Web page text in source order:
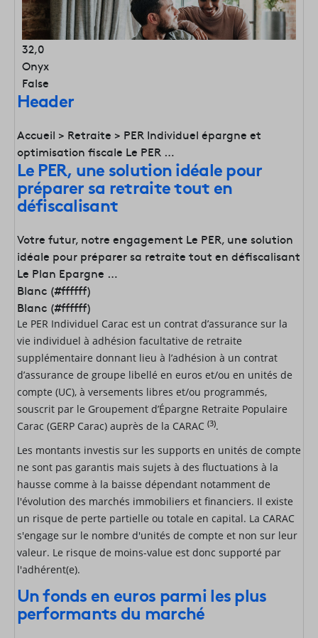
32,0
Onyx
False
Header
Accueil > Retraite > PER Individuel épargne et
optimisation fiscale Le PER …
Le PER, une solution idéale pour
préparer sa retraite tout en
défiscalisant
Votre futur, notre engagement Le PER, une solution
idéale pour préparer sa retraite tout en défiscalisant
Le Plan Epargne …
Blanc (#ffffff)
Blanc (#ffffff)
Le PER Individuel Carac est un contrat d’assurance sur la
vie individuel à adhésion facultative de retraite
supplémentaire donnant lieu à l’adhésion à un contrat
d’assurance de groupe libellé en euros et/ou en unités de
compte (UC), à versements libres et/ou programmés,
souscrit par le Groupement d’Épargne Retraite Populaire
Carac (GERP Carac) auprès de la CARAC (3).
Les montants investis sur les supports en unités de compte
ne sont pas garantis mais sujets à des fluctuations à la
hausse comme à la baisse dépendant notamment de
l'évolution des marchés immobiliers et financiers. Il existe
un risque de perte partielle ou totale en capital. La CARAC
s'engage sur le nombre d'unités de compte et non sur leur
valeur. Le risque de moins-value est donc supporté par
l'adhérent(e).
Un fonds en euros parmi les plus
performants du marché